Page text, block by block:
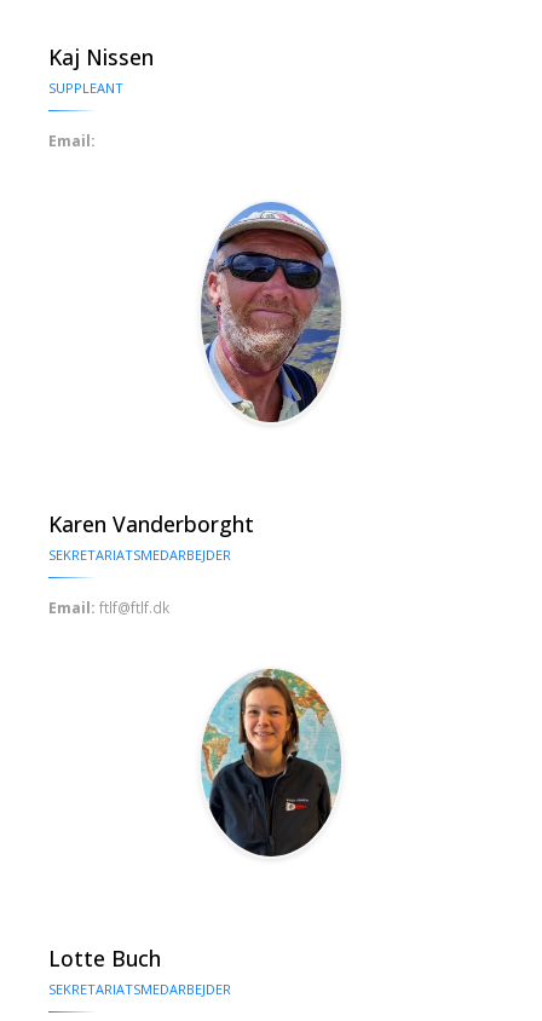
Kaj Nissen
SUPPLEANT
Email:
Karen Vanderborght
SEKRETARIATSMEDARBEJDER
Email: ftlf@ftlf.dk
Lotte Buch
SEKRETARIATSMEDARBEJDER